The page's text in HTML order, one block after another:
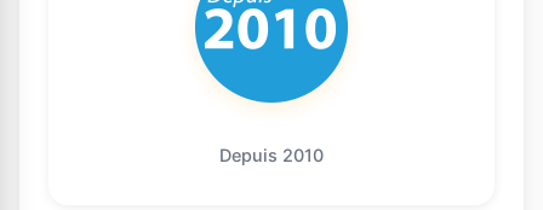
Depuis 2010